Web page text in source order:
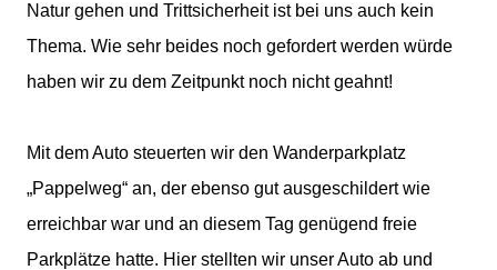
Natur gehen und Trittsicherheit ist bei uns auch kein
Thema. Wie sehr beides noch gefordert werden würde
haben wir zu dem Zeitpunkt noch nicht geahnt!
Mit dem Auto steuerten wir den Wanderparkplatz
„Pappelweg“ an, der ebenso gut ausgeschildert wie
erreichbar war und an diesem Tag genügend freie
Parkplätze hatte. Hier stellten wir unser Auto ab und